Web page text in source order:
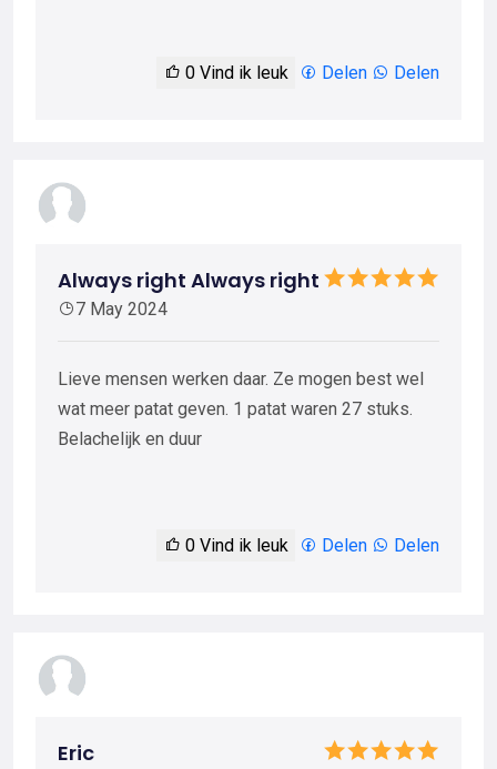
0 Vind ik leuk Delen Delen
Always right Always right
7 May 2024
Lieve mensen werken daar. Ze mogen best wel
wat meer patat geven. 1 patat waren 27 stuks.
Belachelijk en duur
0 Vind ik leuk Delen Delen
Eric